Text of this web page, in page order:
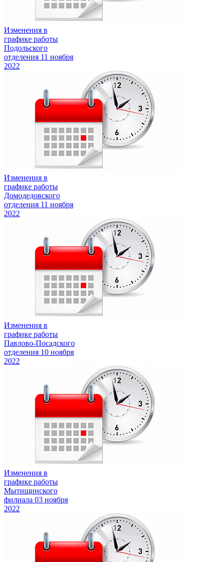
Изменения в
графике работы
Подольского
отделения 11 ноября
2022
Изменения в
графике работы
Домодедовского
отделения 11 ноября
2022
Изменения в
графике работы
Павлово-Посадского
отделения 10 ноября
2022
Изменения в
графике работы
Мытищинского
филиала 03 ноября
2022